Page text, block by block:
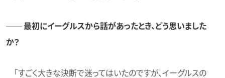
── 最初にイーグルスから話があったとき、どう思いました
か？
「すごく大きな決断で迷ってはいたのですが、イーグルスの